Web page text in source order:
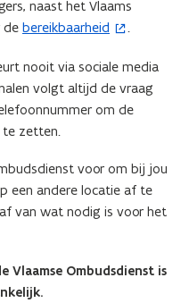
naast het Vlaams
de bereikbaarheid
(
p
e
n
t
n
n
i
u
w
.
nooit via sociale media
volgt altijd de vraag
om de
te zetten.
voor om bij jou
een andere locatie af te
van wat nodig is voor het
Vlaamse Ombudsdienst is